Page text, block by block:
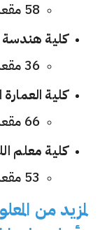
58 مقعد متاح
كلية هندسة
36 مقعد متاح باللغة التركية
كلية العمارة
66 مقعد متاح
كلية معلم
53
لمزيد من